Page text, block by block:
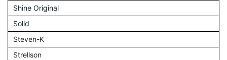
Shine Original
Solid
Steven-K
Strellson